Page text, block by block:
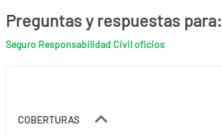
Preguntas y respuestas para:
Seguro Responsabilidad Civil oficios
COBERTURAS